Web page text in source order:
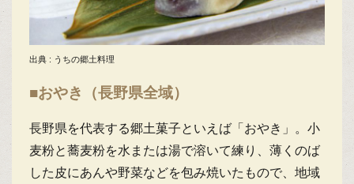
出典 : うちの郷土料理
■おやき（長野県全域）
長野県を代表する郷土菓子といえば「おやき」。小
麦粉と蕎麦粉を水または湯で溶いて練り、薄くのば
した皮にあんや野菜などを包み焼いたもので、地域